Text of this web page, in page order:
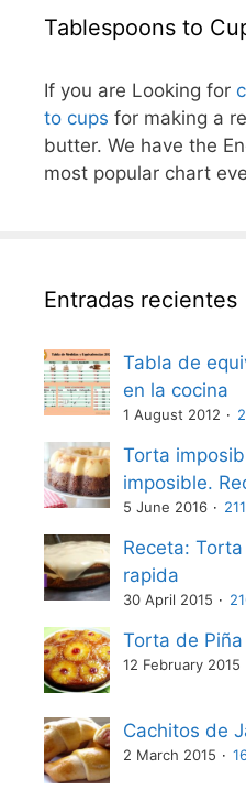
Tablespoons to
If you are Looking for
to cups for making a
butter. We have the
most popular chart
Entradas recientes
Tabla de
en la cocina
1 August 2012
Torta
imposible.
5 June 2016
Receta:
rapida
30 April 2015
Torta de
12 February 2015
Cachitos de
2 March 2015